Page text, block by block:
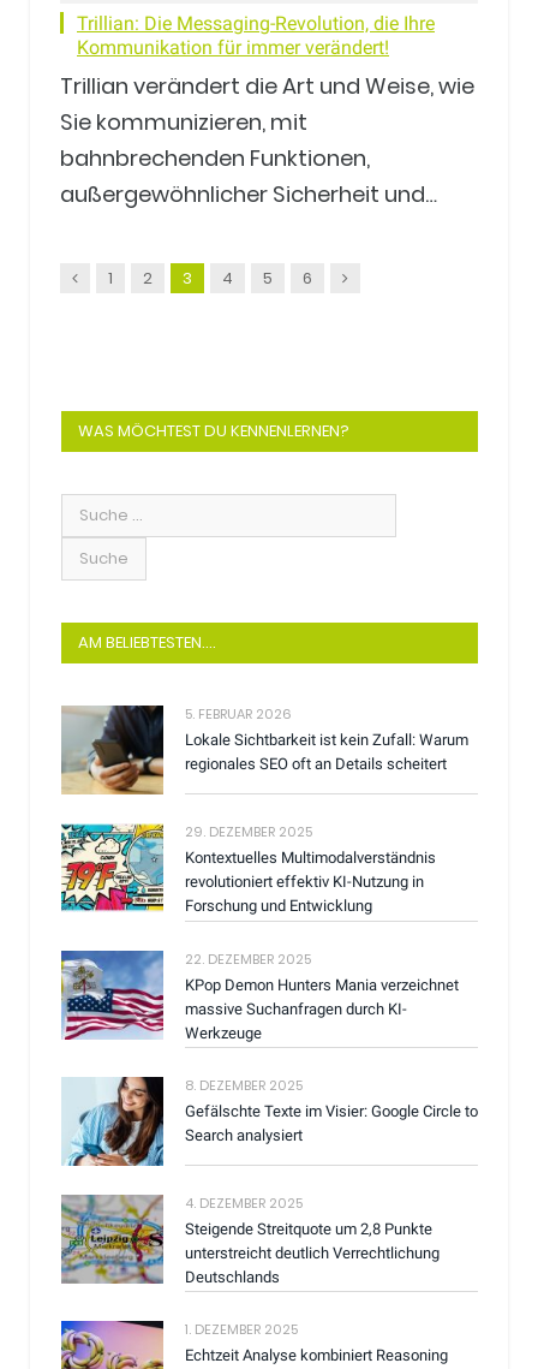
Trillian: Die Messaging-Revolution, die Ihre
Kommunikation für immer verändert!
Trillian verändert die Art und Weise, wie
Sie kommunizieren, mit
bahnbrechenden Funktionen,
außergewöhnlicher Sicherheit und…
Vorgänger
1 2 3 4 5 6 Nachfolger
WAS MÖCHTEST DU KENNENLERNEN?
AM BELIEBTESTEN….
5. FEBRUAR 2026
Lokale Sichtbarkeit ist kein Zufall: Warum
regionales SEO oft an Details scheitert
29. DEZEMBER 2025
Kontextuelles Multimodalverständnis
revolutioniert effektiv KI-Nutzung in
Forschung und Entwicklung
22. DEZEMBER 2025
KPop Demon Hunters Mania verzeichnet
massive Suchanfragen durch KI-
Werkzeuge
8. DEZEMBER 2025
Gefälschte Texte im Visier: Google Circle to
Search analysiert
4. DEZEMBER 2025
Steigende Streitquote um 2,8 Punkte
unterstreicht deutlich Verrechtlichung
Deutschlands
1. DEZEMBER 2025
Echtzeit Analyse kombiniert Reasoning